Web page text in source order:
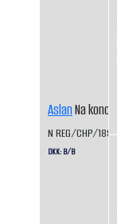
AslanNa konci
N REG/CHP/
DKK: B/B